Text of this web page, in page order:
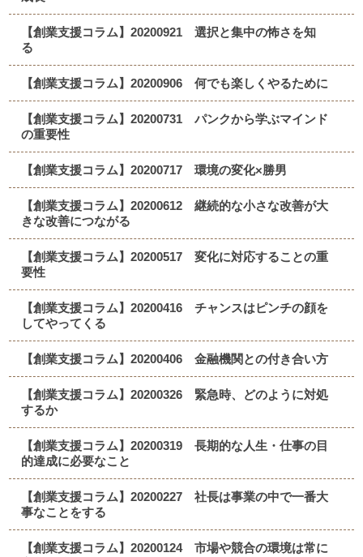
【創業支援コラム】20200921 選択と集中の怖さを知
る
【創業支援コラム】20200906 何でも楽しくやるために
【創業支援コラム】20200731 パンクから学ぶマインド
の重要性
【創業支援コラム】20200717 環境の変化×勝男
【創業支援コラム】20200612 継続的な小さな改善が大
きな改善につながる
【創業支援コラム】20200517 変化に対応することの重
要性
【創業支援コラム】20200416 チャンスはピンチの顔を
してやってくる
【創業支援コラム】20200406 金融機関との付き合い方
【創業支援コラム】20200326 緊急時、どのように対処
するか
【創業支援コラム】20200319 長期的な人生・仕事の目
的達成に必要なこと
【創業支援コラム】20200227 社長は事業の中で一番大
事なことをする
【創業支援コラム】20200124 市場や競合の環境は常に